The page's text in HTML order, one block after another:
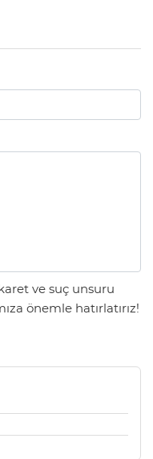
ve suç unsuru
önemle hatırlatırız!